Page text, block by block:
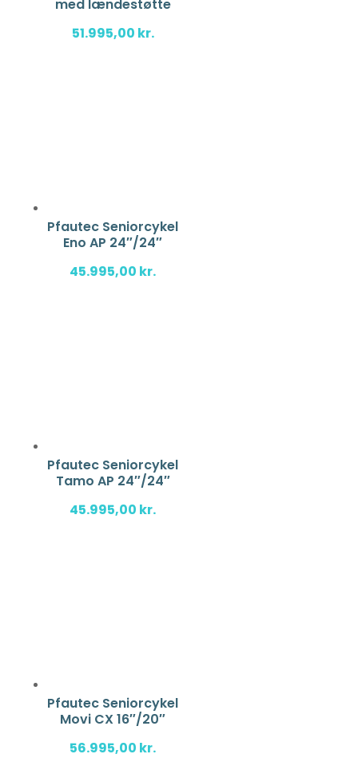
med lændestøtte
51.995,00 kr.
Pfautec Seniorcykel
Eno AP 24″/24″
45.995,00 kr.
Pfautec Seniorcykel
Tamo AP 24″/24″
45.995,00 kr.
Pfautec Seniorcykel
Movi CX 16″/20″
56.995,00 kr.